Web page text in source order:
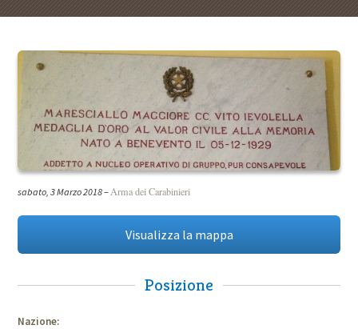
sabato, 3 Marzo 2018–Arma dei Carabinieri
Visualizza la mappa
Posizione
Nazione: